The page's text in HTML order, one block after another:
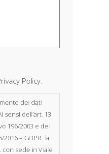
Policy.
dei dati
sensi dell’art. 13
196/2003 e del
2016 – GDPR: la
con sede in Viale